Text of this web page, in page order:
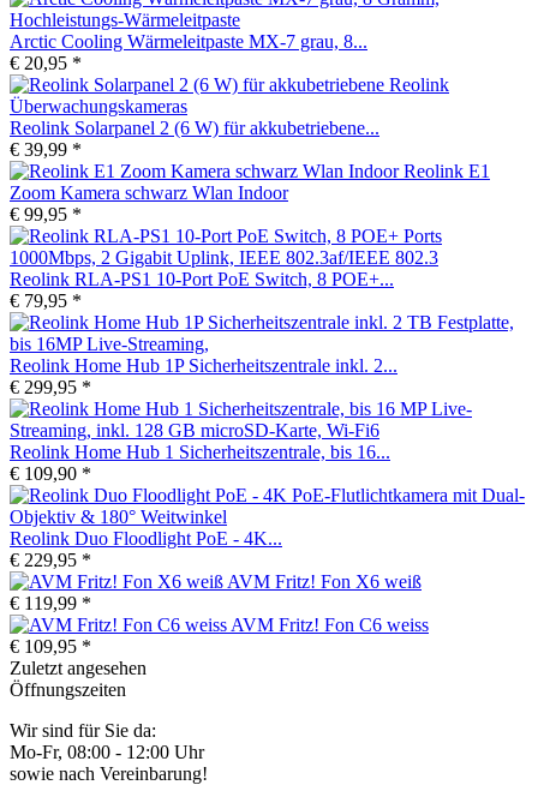
Arctic Cooling Wärmeleitpaste MX-7 grau, 8...
€ 20,95 *
Reolink Solarpanel 2 (6 W) für akkubetriebene...
€ 39,99 *
Reolink E1
Zoom Kamera schwarz Wlan Indoor
€ 99,95 *
Reolink RLA-PS1 10-Port PoE Switch, 8 POE+...
€ 79,95 *
Reolink Home Hub 1P Sicherheitszentrale inkl. 2...
€ 299,95 *
Reolink Home Hub 1 Sicherheitszentrale, bis 16...
€ 109,90 *
Reolink Duo Floodlight PoE - 4K...
€ 229,95 *
AVM Fritz! Fon X6 weiß
€ 119,99 *
AVM Fritz! Fon C6 weiss
€ 109,95 *
Zuletzt angesehen
Öffnungszeiten
Wir sind für Sie da:
Mo-Fr, 08:00 - 12:00 Uhr
sowie nach Vereinbarung!